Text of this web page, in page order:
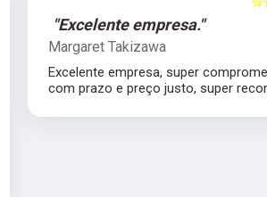
"Excelente empresa."
Margaret Takizawa
Excelente empresa, super
com prazo e preço justo, super